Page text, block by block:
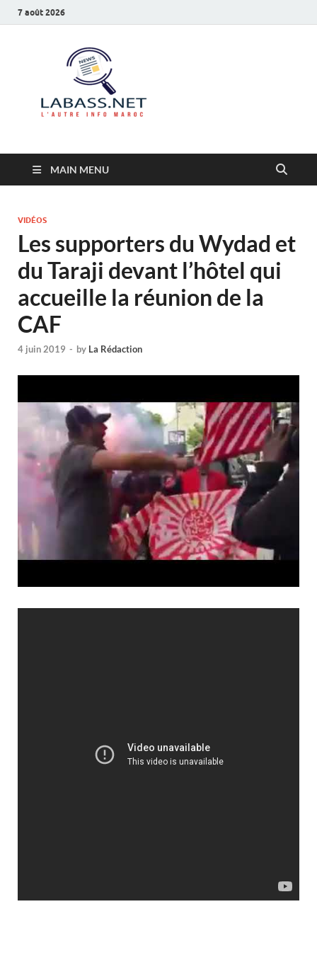
7 août 2026
MAIN MENU
VIDÉOS
Les supporters du Wydad et
du Taraji devant l’hôtel qui
accueille la réunion de la
CAF
4 juin 2019 - by La Rédaction